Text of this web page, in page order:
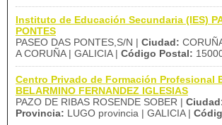
Instituto de Educación Secundaria (IES)
PONTES
PASEO DAS PONTES,S/N | Ciudad:
A CORUÑA | GALICIA | Código Postal:
Centro Privado de Formación Profesional
BELARMINO FERNANDEZ IGLESIAS
PAZO DE RIBAS ROSENDE SOBER |
Provincia: LUGO provincia | GALICIA |